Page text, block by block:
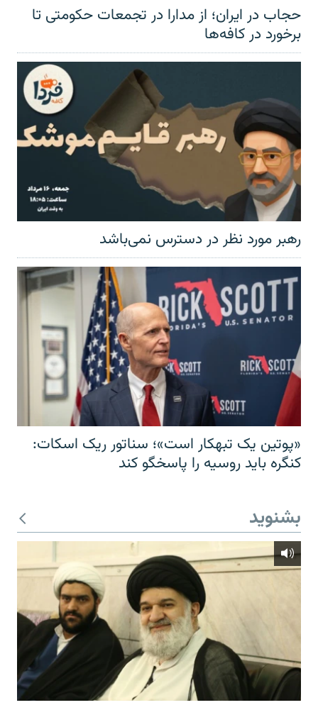
حجاب در ایران؛ از مدارا در تجمعات حکومتی تا
برخورد در کافه‌ها
رهبر مورد نظر در دسترس نمی‌باشد
«پوتین یک تبهکار است»؛ سناتور ریک اسکات:
کنگره باید روسیه را پاسخگو کند
بشنوید